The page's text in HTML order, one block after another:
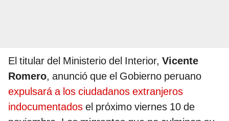
El titular del Ministerio del Interior, Vicente
Romero, anunció que el Gobierno peruano
expulsará a los ciudadanos extranjeros
indocumentados el próximo viernes 10 de